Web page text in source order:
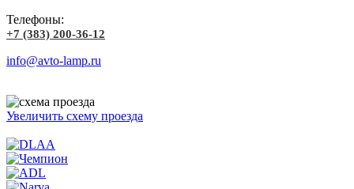
Телефоны:
+7 (383) 200-36-12
info@avto-lamp.ru
Увеличить схему проезда